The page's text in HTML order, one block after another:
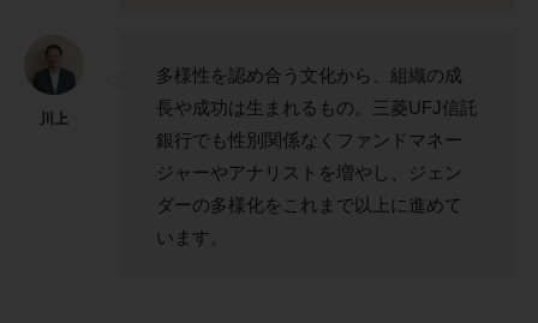
川上
多様性を認め合う文化から、組織の成
長や成功は生まれるもの。三菱UFJ信託
銀行でも性別関係なくファンドマネー
ジャーやアナリストを増やし、ジェン
ダーの多様化をこれまで以上に進めて
います。